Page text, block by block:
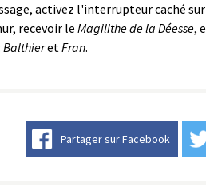
activez l'interrupteur caché
recevoir le Magilithe de la Déesse,
BalthieretFran.
Partager sur Facebook